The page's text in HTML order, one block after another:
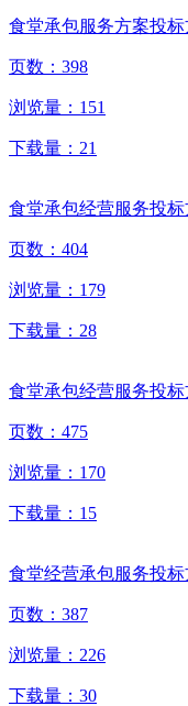
食堂承包服务方案投标
页数： 398
浏览量： 151
下载量： 21
食堂承包经营服务投标
页数： 404
浏览量： 179
下载量： 28
食堂承包经营服务投标
页数： 475
浏览量： 170
下载量： 15
食堂经营承包服务投标
页数： 387
浏览量： 226
下载量： 30